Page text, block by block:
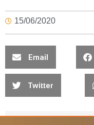
15/06/2020
Email
Twitter